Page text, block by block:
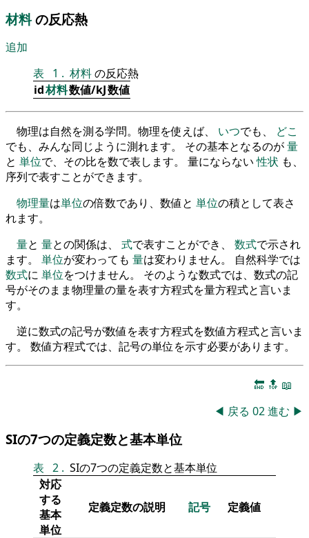
材料の反応熱
追加
表
1 . 材料の反応熱
id材料数値/kJ数値
物理は自然を測る学問。物理を使えば、 いつでも、 どこ
でも、みんな同じように測れます。 その基本となるのが量
と 単位で、その比を数で表します。 量にならない性状 も、
序列で表すことができます。
物理量は単位の倍数であり、数値と 単位の積として表さ
れます。
量と 量との関係は、 式で表すことができ、 数式で示され
ます。 単位が変わっても 量は変わりません。 自然科学では
数式に 単位をつけません。 そのような数式では、数式の記
号がそのまま物理量の量を表す方程式を量方程式と言いま
す。
逆に数式の記号が数値を表す方程式を数値方程式と言いま
す。 数値方程式では、記号の単位を示す必要があります。
🔚 🔝 📖
◀ 戻る 02進む ▶
SIの7つの定義定数と基本単位
表 2 . SIの7つの定義定数と基本単位
対応
する
基本
単位
定義定数の説明 記号 定義値